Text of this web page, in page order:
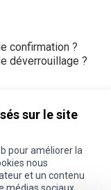
sur le site
pour améliorer la
nous
et un contenu
confirmation ?
déverrouillage ?